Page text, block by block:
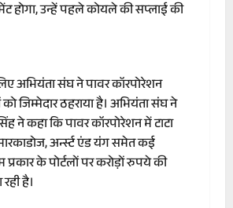
होगा, उन्हें पहले कोयले की सप्लाई की
अभियंता संघ ने पावर कॉरपोरेशन
जिम्मेदार ठहराया है। अभियंता संघ ने
ने कहा कि पावर कॉरपोरेशन में टाटा
अर्न्स्ट एंड यंग समेत कई
के पोर्टलों पर करोड़ों रुपये की
है।